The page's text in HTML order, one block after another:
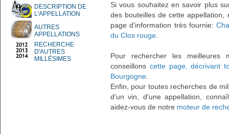
DESCRIPTION DE
L'APPELLATION
AUTRES
APPELLATIONS
RECHERCHE
D'AUTRES
MILLÉSIMES
Si vous souhaitez en savoir plus
des bouteilles de cette appellation,
page d'information très fournie:
du Clos rouge
Pour rechercher les meilleures
conseillons cette page, décrivant
Bourgogne
Enfin, pour toutes recherches de
d'un vin, d'une appellation,
aidez-vous de notre moteur de